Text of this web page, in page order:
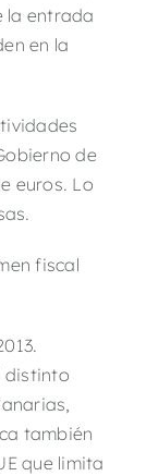
la entrada
en la
de
euros. Lo
fiscal
distinto
también
que limita